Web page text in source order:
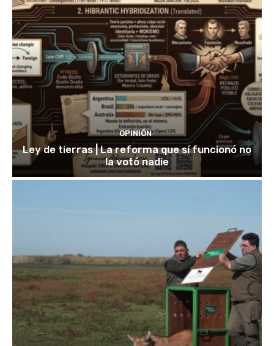
OPINIÓN
Ley de tierras | La reforma que sí funcionó no
la votó nadie